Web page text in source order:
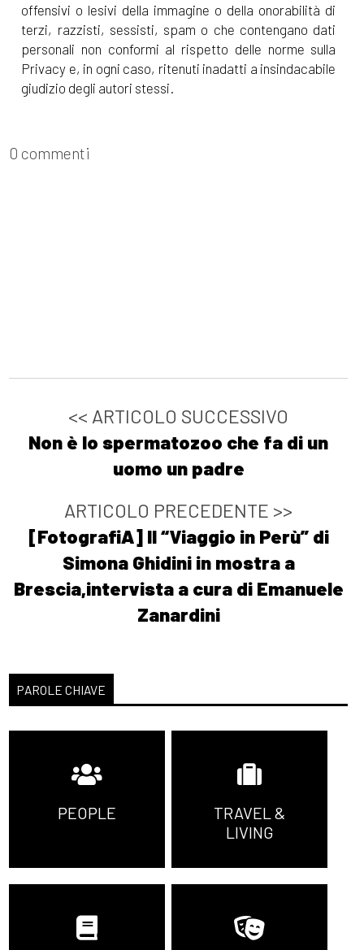
offensivi o lesivi della immagine o della onorabilità di
terzi, razzisti, sessisti, spam o che contengano dati
personali non conformi al rispetto delle norme sulla
Privacy e, in ogni caso, ritenuti inadatti a insindacabile
giudizio degli autori stessi.
0 commenti
<< ARTICOLO SUCCESSIVO
Non è lo spermatozoo che fa di un
uomo un padre
ARTICOLO PRECEDENTE >>
[FotografiA] Il “Viaggio in Perù” di
Simona Ghidini in mostra a
Brescia,intervista a cura di Emanuele
Zanardini
PAROLE CHIAVE
PEOPLE
TRAVEL &
LIVING